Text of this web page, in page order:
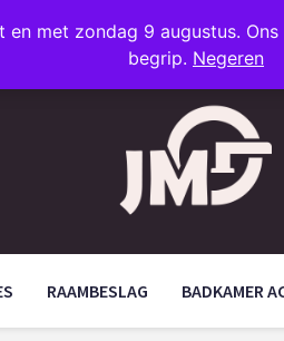
met zondag 9 augustus.
begrip. Negeren
RAAMBESLAG BADKAMER